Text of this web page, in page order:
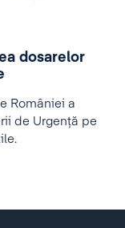
dosarelor
României a
de Urgență pe